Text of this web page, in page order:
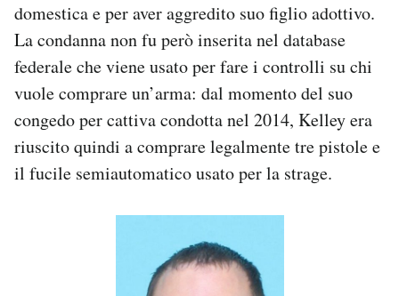
domestica e per aver aggredito suo figlio adottivo.
La condanna non fu però inserita nel database
federale che viene usato per fare i controlli su chi
vuole comprare un’arma: dal momento del suo
congedo per cattiva condotta nel 2014, Kelley era
riuscito quindi a comprare legalmente tre pistole e
il fucile semiautomatico usato per la strage.